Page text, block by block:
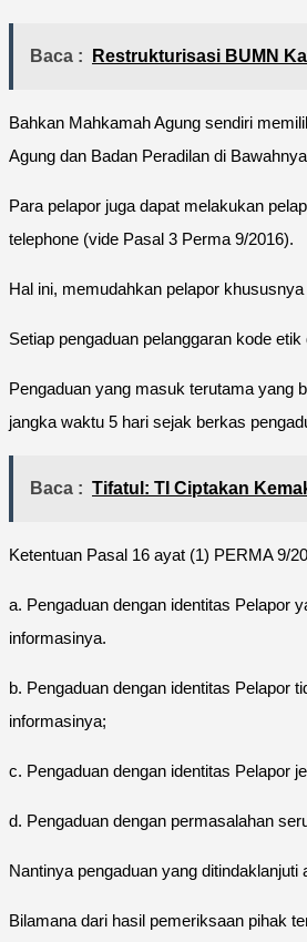
Baca : Restrukturisasi BUMN
Bahkan Mahkamah Agung sendiri
Agung dan Badan Peradilan di
Para pelapor juga dapat melakukan
telephone (vide Pasal 3 Perma 9/2016).
Hal ini, memudahkan pelapor
Setiap pengaduan pelanggaran kode
Pengaduan yang masuk terutama yang
jangka waktu 5 hari sejak berkas
Baca : Tifatul: TI Ciptakan
Ketentuan Pasal 16 ayat (1) PERMA 9/
a. Pengaduan dengan identitas Pelapor
informasinya.
b. Pengaduan dengan identitas Pelapor
informasinya;
c. Pengaduan dengan identitas Pelapor
d. Pengaduan dengan permasalahan
Nantinya pengaduan yang
Bilamana dari hasil pemeriksaan pihak